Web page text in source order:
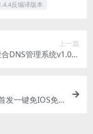
反编译版本
上一篇
DNS管理系统v1.0全
发一键免IOS免